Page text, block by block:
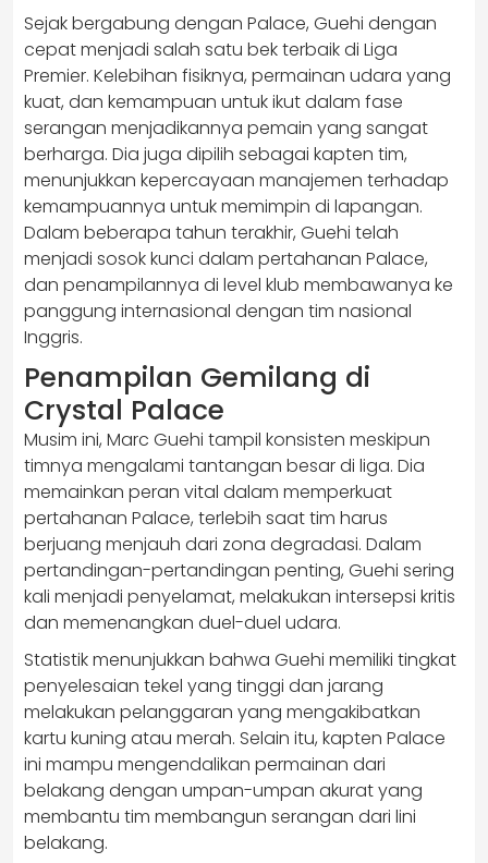
Sejak bergabung dengan Palace, Guehi dengan
cepat menjadi salah satu bek terbaik di Liga
Premier. Kelebihan fisiknya, permainan udara yang
kuat, dan kemampuan untuk ikut dalam fase
serangan menjadikannya pemain yang sangat
berharga. Dia juga dipilih sebagai kapten tim,
menunjukkan kepercayaan manajemen terhadap
kemampuannya untuk memimpin di lapangan.
Dalam beberapa tahun terakhir, Guehi telah
menjadi sosok kunci dalam pertahanan Palace,
dan penampilannya di level klub membawanya ke
panggung internasional dengan tim nasional
Inggris.
Penampilan Gemilang di
Crystal Palace
Musim ini, Marc Guehi tampil konsisten meskipun
timnya mengalami tantangan besar di liga. Dia
memainkan peran vital dalam memperkuat
pertahanan Palace, terlebih saat tim harus
berjuang menjauh dari zona degradasi. Dalam
pertandingan-pertandingan penting, Guehi sering
kali menjadi penyelamat, melakukan intersepsi kritis
dan memenangkan duel-duel udara.
Statistik menunjukkan bahwa Guehi memiliki tingkat
penyelesaian tekel yang tinggi dan jarang
melakukan pelanggaran yang mengakibatkan
kartu kuning atau merah. Selain itu, kapten Palace
ini mampu mengendalikan permainan dari
belakang dengan umpan-umpan akurat yang
membantu tim membangun serangan dari lini
belakang.